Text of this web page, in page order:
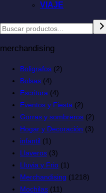
VIAJE
merchandising
Boligrafos (2)
Bolsas (4)
Escritura (4)
Eventos y Fiesta (2)
Gorras y sombreros (2)
Hogar y Decoración (3)
infantil (1)
Llaveros (3)
Lluvia y Frio (1)
Merchandising (1218)
Mochilas (11)